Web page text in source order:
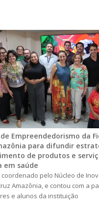
Empreendedorismo da
para difundir
de produtos e
em saúde
pelo Núcleo de
Amazônia, e contou com a
e alunos da instituição